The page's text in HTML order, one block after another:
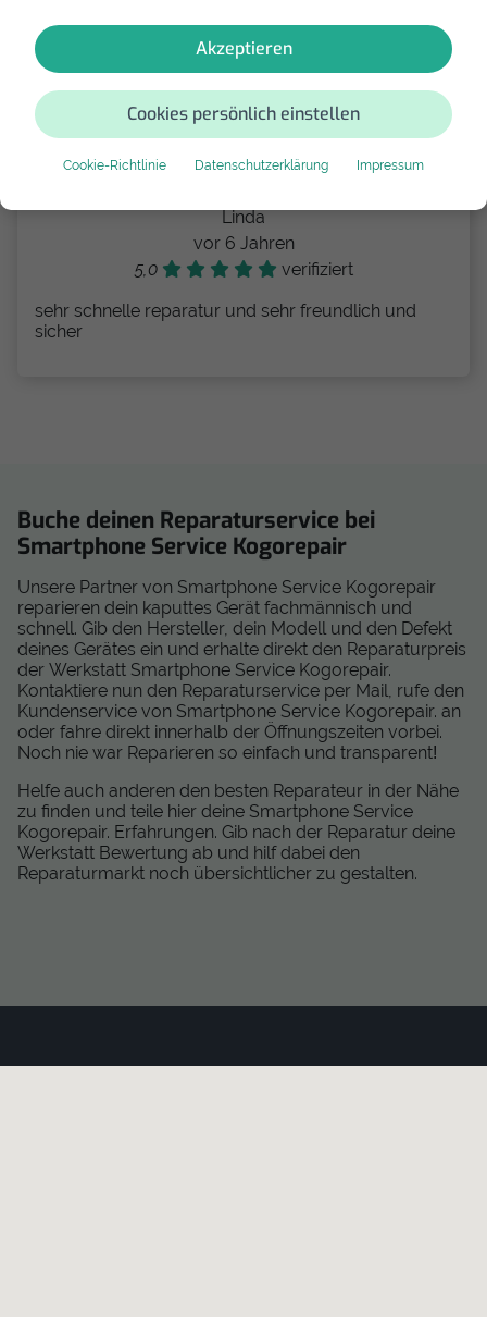
Akzeptieren
Cookies persönlich einstellen
Cookie-Richtlinie Datenschutzerklärung Impressum
Andy Günther
vor 6 Jahren
Geht so
Linda
vor 6 Jahren
5,0 verifiziert
sehr schnelle reparatur und sehr freundlich und
sicher
Buche deinen Reparaturservice bei
Smartphone Service Kogorepair
Unsere Partner von Smartphone Service Kogorepair
reparieren dein kaputtes Gerät fachmännisch und
schnell. Gib den Hersteller, dein Modell und den Defekt
deines Gerätes ein und erhalte direkt den Reparaturpreis
der Werkstatt Smartphone Service Kogorepair.
Kontaktiere nun den Reparaturservice per Mail, rufe den
Kundenservice von Smartphone Service Kogorepair. an
oder fahre direkt innerhalb der Öffnungszeiten vorbei.
Noch nie war Reparieren so einfach und transparent!
Helfe auch anderen den besten Reparateur in der Nähe
zu finden und teile hier deine Smartphone Service
Kogorepair. Erfahrungen. Gib nach der Reparatur deine
Werkstatt Bewertung ab und hilf dabei den
Reparaturmarkt noch übersichtlicher zu gestalten.